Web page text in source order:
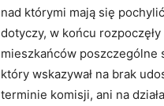
nad którymi mają się
dotyczy, w końcu
mieszkańców poszczególne
który wskazywał na brak
terminie komisji, ani na